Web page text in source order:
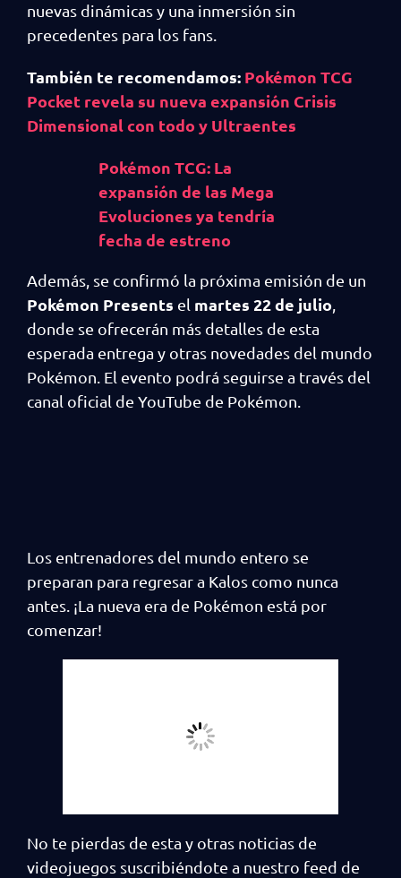
nuevas dinámicas y una inmersión sin
precedentes para los fans.
También te recomendamos: Pokémon TCG
Pocket revela su nueva expansión Crisis
Dimensional con todo y Ultraentes
Pokémon TCG: La
expansión de las Mega
Evoluciones ya tendría
fecha de estreno
Además, se confirmó la próxima emisión de un
Pokémon Presents el martes 22 de julio
donde se ofrecerán más detalles de esta
esperada entrega y otras novedades del mundo
Pokémon. El evento podrá seguirse a través del
canal oficial de YouTube de Pokémon.
Los entrenadores del mundo entero se
preparan para regresar a Kalos como nunca
antes. ¡La nueva era de Pokémon está por
comenzar!
No te pierdas de esta y otras noticias de
videojuegos suscribiéndote a nuestro feed de